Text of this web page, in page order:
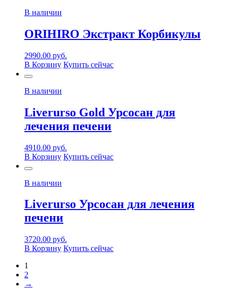
В наличии
ORIHIRO Экстракт Корбикулы
2990.00 руб.
В Корзину Купить сейчас
В наличии
Liverurso Gold Урсосан для
лечения печени
4910.00 руб.
В Корзину Купить сейчас
В наличии
Liverurso Урсосан для лечения
печени
3720.00 руб.
В Корзину Купить сейчас
1
2
→